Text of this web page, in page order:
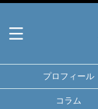
プロフィール
コラム